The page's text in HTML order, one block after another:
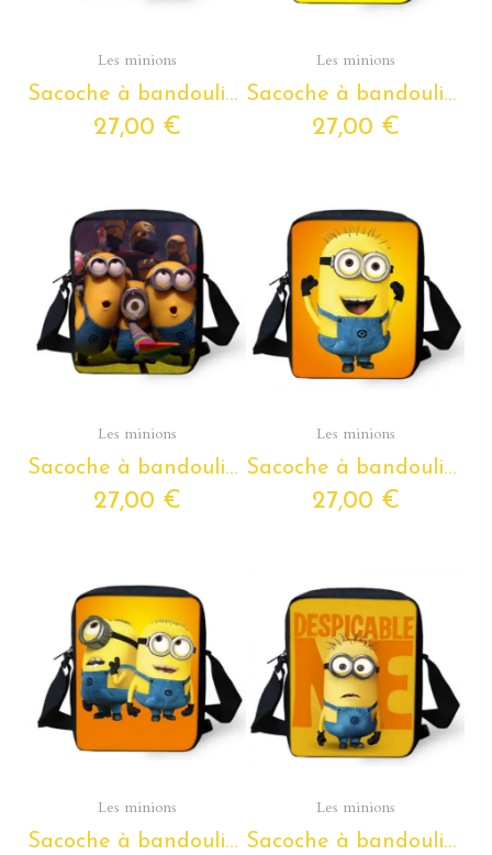
Aperçu rapide
Les minions
Sacoche à bandoulière Les Minions pour enfants de la petite section de maternelle au CM2
27,00 €
Aperçu rapide
Les minions
Sacoche à bandoulière Les Minions pour enfants de la petite section de maternelle au CM2
27,00 €
Aperçu rapide
Les minions
Sacoche à bandoulière Les Minions pour enfants de la petite section de maternelle au CM2
27,00 €
Aperçu rapide
Les minions
Sacoche à bandoulière Les Minions pour enfants de la petite section de maternelle au CM2
27,00 €
Aperçu rapide
Les minions
Sacoche à bandoulière Les Minions pour enfants de la petite section de maternelle au CM2
Aperçu rapide
Les minions
Sacoche à bandoulière Les Minions pour enfants de la petite section de maternelle au CM2